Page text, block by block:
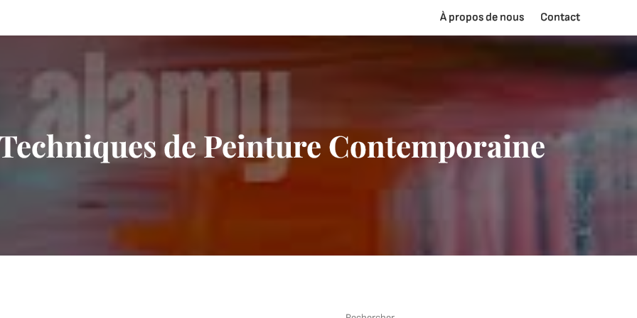
À propos de nous Contact
de Peinture Contemporaine